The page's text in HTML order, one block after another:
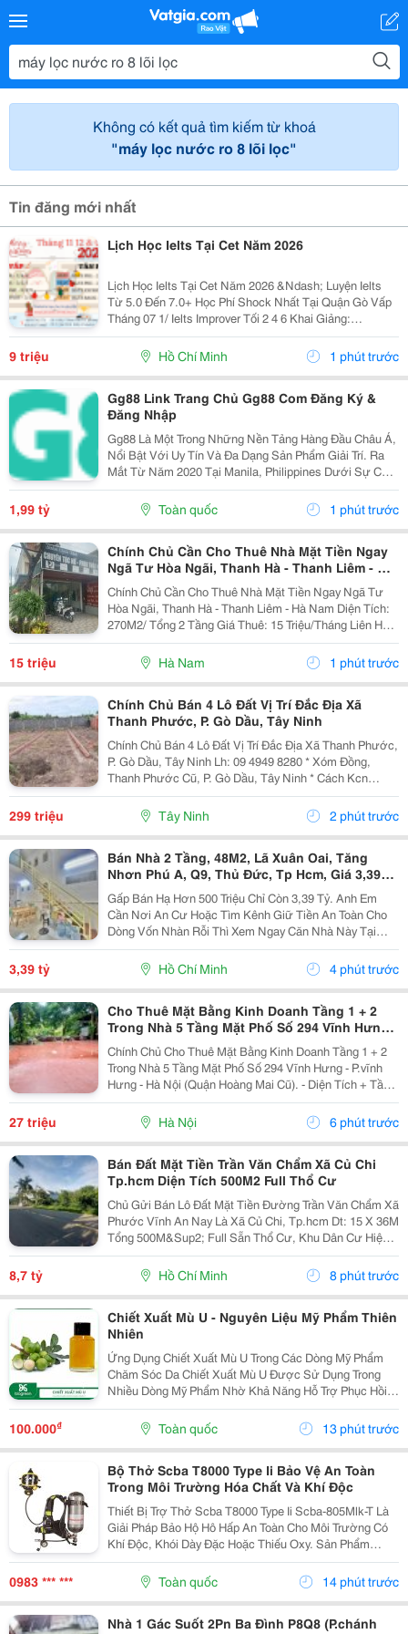
Không có kết quả tìm kiếm từ khoá
"máy lọc nước ro 8 lõi lọc"
Tin đăng mới nhất
Lịch Học Ielts Tại Cet Năm 2026
Lịch Học Ielts Tại Cet Năm 2026 &Ndash; Luyện Ielts
Từ 5.0 Đến 7.0+ Học Phí Shock Nhất Tại Quận Gò Vấp
Tháng 07 1/ Ielts Improver Tối 2 4 6 Khai Giảng:
13/07/2026 Khung Giờ: 18:00 Đến 21:00 Học Phí Ưu Đãi
5% Khi Đăng Ký 2/ Ielts...
9 triệu Hồ Chí Minh 1 phút trước
Gg88 Link Trang Chủ Gg88 Com Đăng Ký &
Đăng Nhập
Gg88 Là Một Trong Những Nền Tảng Hàng Đầu Châu Á,
Nổi Bật Với Uy Tín Và Đa Dạng Sản Phẩm Giải Trí. Ra
Mắt Từ Năm 2020 Tại Manila, Philippines Dưới Sự Cấp
Phép Của Pagcor, Gg88 Đã Thu Hút Hơn 5,2 Triệu
Người Dùng Tại Việt Nam Và Mở Rộng Sang Thái
1,99 tỷ Toàn quốc 1 phút trước
Chính Chủ Cần Cho Thuê Nhà Mặt Tiền Ngay
Ngã Tư Hòa Ngãi, Thanh Hà - Thanh Liêm - Hà
Nam
Chính Chủ Cần Cho Thuê Nhà Mặt Tiền Ngay Ngã Tư
Hòa Ngãi, Thanh Hà - Thanh Liêm - Hà Nam Diện Tích:
270M2/ Tổng 2 Tầng Giá Thuê: 15 Triệu/Tháng Liên Hệ
Sđt: 0916019713 Chính Chủ - Vị Trí: Ngã Tư Hòa Ngãi,
Cách Kcn Thanh Liêm 1Km, Cách Bệnh Viện...
15 triệu Hà Nam 1 phút trước
Chính Chủ Bán 4 Lô Đất Vị Trí Đắc Địa Xã
Thanh Phước, P. Gò Dầu, Tây Ninh
Chính Chủ Bán 4 Lô Đất Vị Trí Đắc Địa Xã Thanh Phước,
P. Gò Dầu, Tây Ninh Lh: 09 4949 8280 * Xóm Đồng,
Thanh Phước Cũ, P. Gò Dầu, Tây Ninh * Cách Kcn
Phước Đông: 3 Km, Đường Nhựa. * Giá: 299 Triệu/Lô
(Đồng Giá) * Diện Tích Sử Dụng : 100M2(5...
299 triệu Tây Ninh 2 phút trước
Bán Nhà 2 Tầng, 48M2, Lã Xuân Oai, Tăng
Nhơn Phú A, Q9, Thủ Đức, Tp Hcm, Giá 3,39
Tỷ.
Gấp Bán Hạ Hơn 500 Triệu Chỉ Còn 3,39 Tỷ. Anh Em
Cần Nơi An Cư Hoặc Tìm Kênh Giữ Tiền An Toàn Cho
Dòng Vốn Nhàn Rỗi Thì Xem Ngay Căn Nhà Này Tại
Đường Lã Xuân Oai, Phường Tăng Nhơn Phú A, Quận
9. Tp Hcm. Diện Tích Đất 48M2, Kích Thước 3.7M X...
3,39 tỷ Hồ Chí Minh 4 phút trước
Cho Thuê Mặt Bằng Kinh Doanh Tầng 1 + 2
Trong Nhà 5 Tầng Mặt Phố Số 294 Vĩnh Hưng -
Hoàng Mai
Chính Chủ Cho Thuê Mặt Bằng Kinh Doanh Tầng 1 + 2
Trong Nhà 5 Tầng Mặt Phố Số 294 Vĩnh Hưng - P.vĩnh
Hưng - Hà Nội (Quận Hoàng Mai Cũ). - Diện Tích + Tầng
1: 120M&Sup2; - Mặt Tiền: 7M. + Tầng 2: 120M&Sup2; -
Sàn Nhà Lát Gỗ. - Sân Trước 14M2 +...
27 triệu Hà Nội 6 phút trước
Bán Đất Mặt Tiền Trần Văn Chẩm Xã Củ Chi
Tp.hcm Diện Tích 500M2 Full Thổ Cư
Chủ Gửi Bán Lô Đất Mặt Tiền Đường Trần Văn Chẩm Xã
Phước Vĩnh An Nay Là Xã Củ Chi, Tp.hcm Dt: 15 X 36M
Tổng 500M&Sup2; Full Sẵn Thổ Cư, Khu Dân Cư Hiện
Hữu Xây Dựng Tự Do. Đất Bằng Phẳng Sạch Đẹp Cao
Ráo. Phù Hợp Kho Xưởng Nhà Trọ Kinh Doanh,...
8,7 tỷ Hồ Chí Minh 8 phút trước
Chiết Xuất Mù U - Nguyên Liệu Mỹ Phẩm Thiên
Nhiên
Ứng Dụng Chiết Xuất Mù U Trong Các Dòng Mỹ Phẩm
Chăm Sóc Da Chiết Xuất Mù U Được Sử Dụng Trong
Nhiều Dòng Mỹ Phẩm Nhờ Khả Năng Hỗ Trợ Phục Hồi
Và Chăm Sóc Da Hiệu Quả. Trong Các Sản Phẩm Trị
Mụn Và Giảm Thâm Sẹo, Thành Phần Này Giúp Làm Dịu
Da, Hỗ...
100.000₫ Toàn quốc 13 phút trước
Bộ Thở Scba T8000 Type Ii Bảo Vệ An Toàn
Trong Môi Trường Hóa Chất Và Khí Độc
Thiết Bị Trợ Thở Scba T8000 Type Ii Scba-805Mlk-T Là
Giải Pháp Bảo Hộ Hô Hấp An Toàn Cho Môi Trường Có
Khí Độc, Khói Dày Đặc Hoặc Thiếu Oxy. Sản Phẩm
Được Nhiều Doanh Nghiệp Và Lực Lượng Pccc Lựa
Chọn Nhờ Khả Năng Cấp Khí Ổn Định, Độ Bền Cao Và
0983 *** *** Toàn quốc 14 phút trước
Nhà 1 Gác Suốt 2Pn Ba Đình P8Q8 (P.chánh